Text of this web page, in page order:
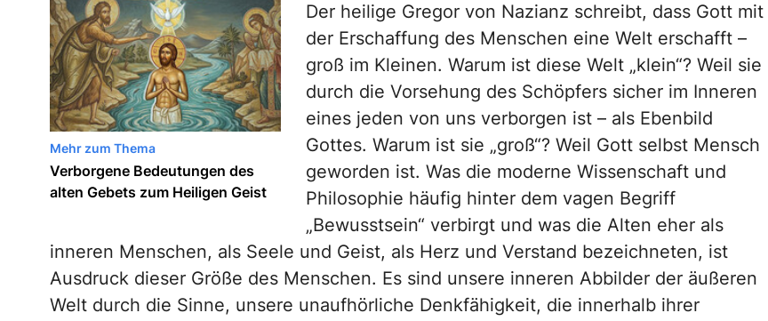
Mehr zum Thema
Verborgene Bedeutungen des
alten Gebets zum Heiligen Geist
Der heilige Gregor von Nazianz schreibt, dass Gott mit
der Erschaffung des Menschen eine Welt erschafft –
groß im Kleinen. Warum ist diese Welt „klein“? Weil sie
durch die Vorsehung des Schöpfers sicher im Inneren
eines jeden von uns verborgen ist – als Ebenbild
Gottes. Warum ist sie „groß“? Weil Gott selbst Mensch
geworden ist. Was die moderne Wissenschaft und
Philosophie häufig hinter dem vagen Begriff
„Bewusstsein“ verbirgt und was die Alten eher als
inneren Menschen, als Seele und Geist, als Herz und Verstand bezeichneten, ist
Ausdruck dieser Größe des Menschen. Es sind unsere inneren Abbilder der äußeren
Welt durch die Sinne, unsere unaufhörliche Denkfähigkeit, die innerhalb ihrer